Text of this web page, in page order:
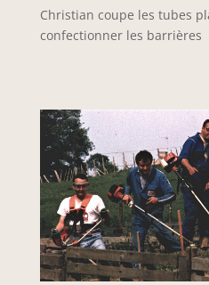
Christian coupe les tubes
confectionner les barrières